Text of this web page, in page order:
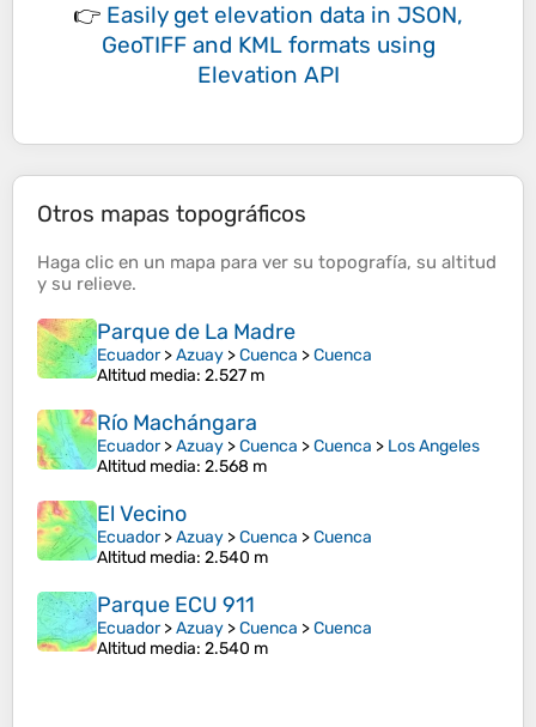
👉 Easily get elevation data in JSON,
GeoTIFF and KML formats using
Elevation API
Otros mapas topográficos
Haga clic en un mapa para ver su topografía, su altitud
y su relieve.
Parque de La Madre
Ecuador>Azuay >Cuenca >Cuenca
Altitud media: 2.527 m
Río Machángara
Ecuador>Azuay >Cuenca >Cuenca > Los Angeles
Altitud media: 2.568 m
El Vecino
Ecuador>Azuay >Cuenca >Cuenca
Altitud media: 2.540 m
Parque ECU 911
Ecuador>Azuay >Cuenca >Cuenca
Altitud media: 2.540 m